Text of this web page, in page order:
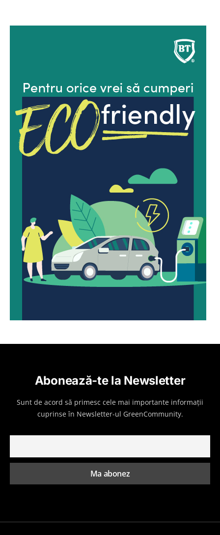
Abonează-te la Newsletter
Sunt de acord să primesc cele mai importante informații
cuprinse în Newsletter-ul GreenCommunity.